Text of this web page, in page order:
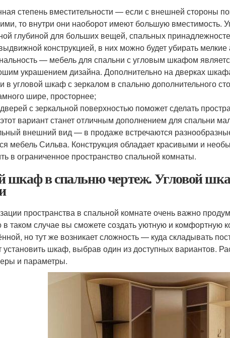
степень вместительности — если с внешней стороны
то внутри они наоборот имеют большую вместимость.
глубиной для больших вещей, спальных
конструкцией, в них можно будет убирать мелкие
— мебель для спальни с угловым шкафом
украшением дизайна. Дополнительно на дверках
в угловой шкаф с зеркалом в спальню дополнительного
шире, просторнее;
с зеркальной поверхностью поможет сделать
вариант станет отличным дополнением для спальни
внешний вид — в продаже встречаются
мебель Сильва. Конструкция обладает красивыми и
в ограниченное пространство спальной комнаты.
шкаф в спальню чертеж. Угловой
пространства в спальной комнате очень важно
в таком случае вы сможете создать уютную и комфортную
но тут же возникает сложность — куда складывать
установить шкаф, выбрав один из доступных вариантов.
и параметры.